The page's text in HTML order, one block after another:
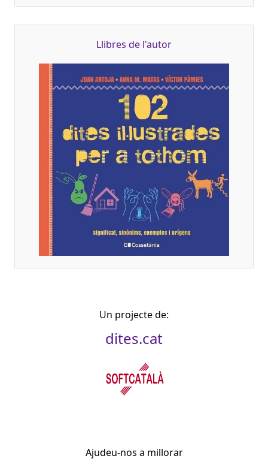
Llibres de l'autor
Un projecte de:
dites.cat
Ajudeu-nos a millorar